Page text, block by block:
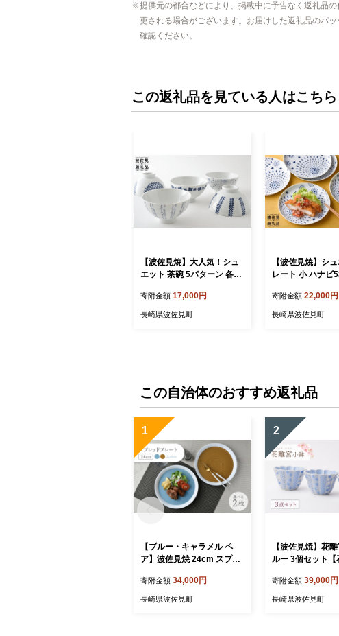
提供元の都合などにより、掲載中に予告なく返礼品
更される場合がございます。お届けした返礼品のパ
確認ください。
この返礼品を見ている人はこち
【波佐見焼】大人気！シュ
エット 茶碗 5パターン 各1
田陶器店】 [PA36]
寄附金額 17,000円
長崎県波佐見町
【波佐見焼】シ
レート 小 ハナビ
168]
寄附金額 22,000円
長崎県波佐見町
この自治体のおすすめ返礼品
1
【ブルー・キャラメル ペ
ア】波佐見焼 24cm スプレ
B55]
寄附金額 34,000円
長崎県波佐見町
2
【波佐見焼】花
ルー 3個セット【
寄附金額 39,000円
長崎県波佐見町